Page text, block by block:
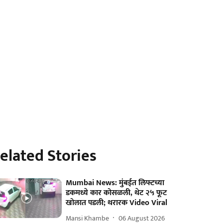
Stories
Mumbai News: मुंबईत लिफ्टच्या
डकमध्ये कार कोसळली, थेट २५ फूट
खोलात पडली; थरारक Video Viral
Mansi Khambe 06 August 2026